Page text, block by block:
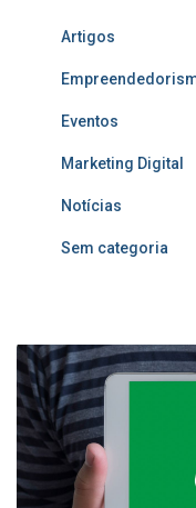
Artigos
Eventos
Marketing Digital
Notícias
Sem categoria